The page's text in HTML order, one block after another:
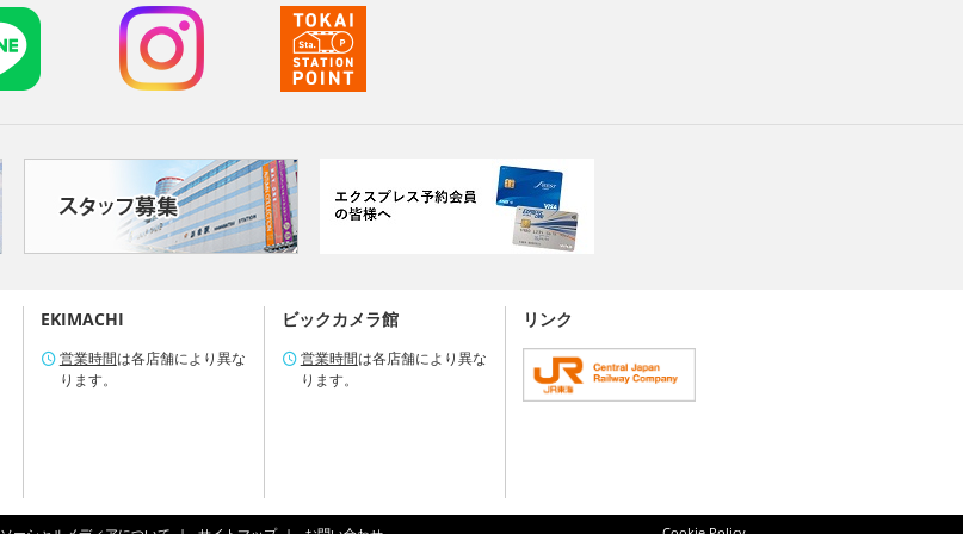
EKIMACHI
営業時間は各店舗により異な
ります。
ビックカメラ館
営業時間は各店舗により異な
ります。
リンク